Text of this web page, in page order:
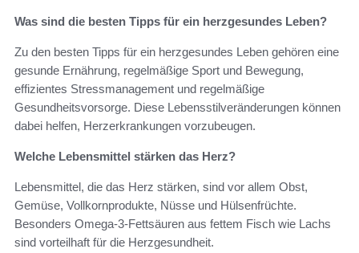
Was sind die besten Tipps für ein herzgesundes Leben?
Zu den besten Tipps für ein herzgesundes Leben gehören eine
gesunde Ernährung, regelmäßige Sport und Bewegung,
effizientes Stressmanagement und regelmäßige
Gesundheitsvorsorge. Diese Lebensstilveränderungen können
dabei helfen, Herzerkrankungen vorzubeugen.
Welche Lebensmittel stärken das Herz?
Lebensmittel, die das Herz stärken, sind vor allem Obst,
Gemüse, Vollkornprodukte, Nüsse und Hülsenfrüchte.
Besonders Omega-3-Fettsäuren aus fettem Fisch wie Lachs
sind vorteilhaft für die Herzgesundheit.